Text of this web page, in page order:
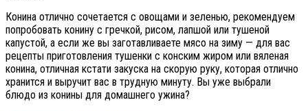
Конина отлично сочетается с овощами и зеленью, рекомендуем
попробовать конину с гречкой, рисом, лапшой или тушеной
капустой, а если же вы заготавливаете мясо на зиму — для вас
рецепты приготовления тушенки с конским жиром или вяленая
конина, отличная кстати закуска на скорую руку, которая отлично
хранится и выручит вас в трудную минуту. Вы уже выбрали
блюдо из конины для домашнего ужина?